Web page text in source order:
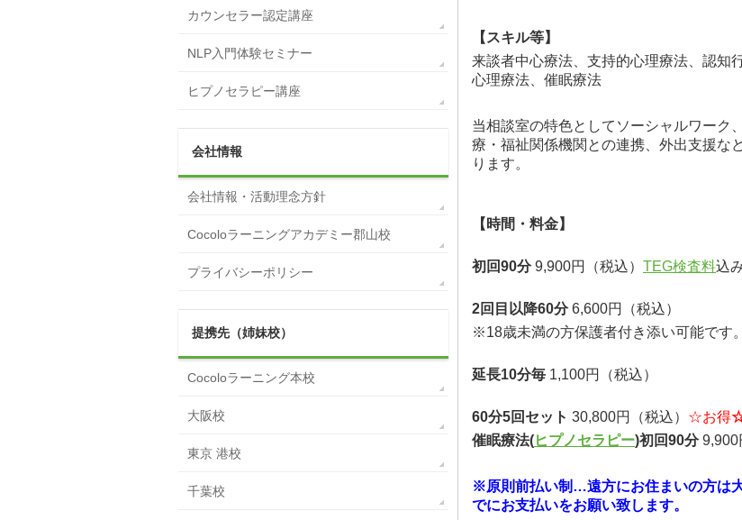
【スキル等】
来談者中心療法、支持的心理療法、認知
心理療法、催眠療法
当相談室の特色としてソーシャルワーク
療・福祉関係機関との連携、外出支援な
ります。
【時間・料金】
初回90分9,900円（税込） TEG検査料込
2回目以降60分6,600円（税込）
※18歳未満の方保護者付き添い可能です
延長10分毎 1,100円（税込）
60分5回セット 30,800円（税込） ☆お得
催眠療法(ヒプノセラピー)初回90分9,900
※原則前払い制…遠方にお住まいの方は
でにお支払いをお願い致します。
カウンセラー認定講座
NLP入門体験セミナー
ヒプノセラピー講座
会社情報
会社情報・活動理念方針
Cocoloラーニングアカデミー郡山校
プライバシーポリシー
提携先（姉妹校）
Cocoloラーニング本校
大阪校
東京 港校
千葉校